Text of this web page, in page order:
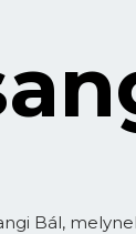
Bál,